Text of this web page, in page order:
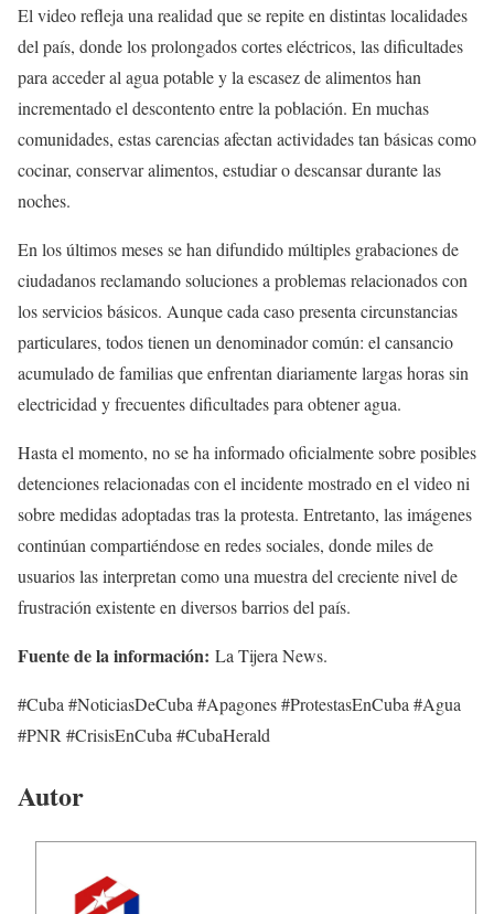
El video refleja una realidad que se repite en distintas localidades
del país, donde los prolongados cortes eléctricos, las dificultades
para acceder al agua potable y la escasez de alimentos han
incrementado el descontento entre la población. En muchas
comunidades, estas carencias afectan actividades tan básicas como
cocinar, conservar alimentos, estudiar o descansar durante las
noches.
En los últimos meses se han difundido múltiples grabaciones de
ciudadanos reclamando soluciones a problemas relacionados con
los servicios básicos. Aunque cada caso presenta circunstancias
particulares, todos tienen un denominador común: el cansancio
acumulado de familias que enfrentan diariamente largas horas sin
electricidad y frecuentes dificultades para obtener agua.
Hasta el momento, no se ha informado oficialmente sobre posibles
detenciones relacionadas con el incidente mostrado en el video ni
sobre medidas adoptadas tras la protesta. Entretanto, las imágenes
continúan compartiéndose en redes sociales, donde miles de
usuarios las interpretan como una muestra del creciente nivel de
frustración existente en diversos barrios del país.
Fuente de la información: La Tijera News.
#Cuba #NoticiasDeCuba #Apagones #ProtestasEnCuba #Agua
#PNR #CrisisEnCuba #CubaHerald
Autor